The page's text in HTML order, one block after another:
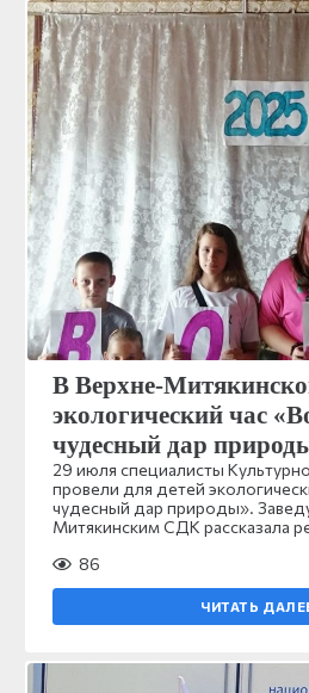
В Верхне-
экологический час
чудесный дар
29 июля специалисты
провели для детей
чудесный дар природы».
Митякинским СДК рассказала
86
ЧИТАТЬ